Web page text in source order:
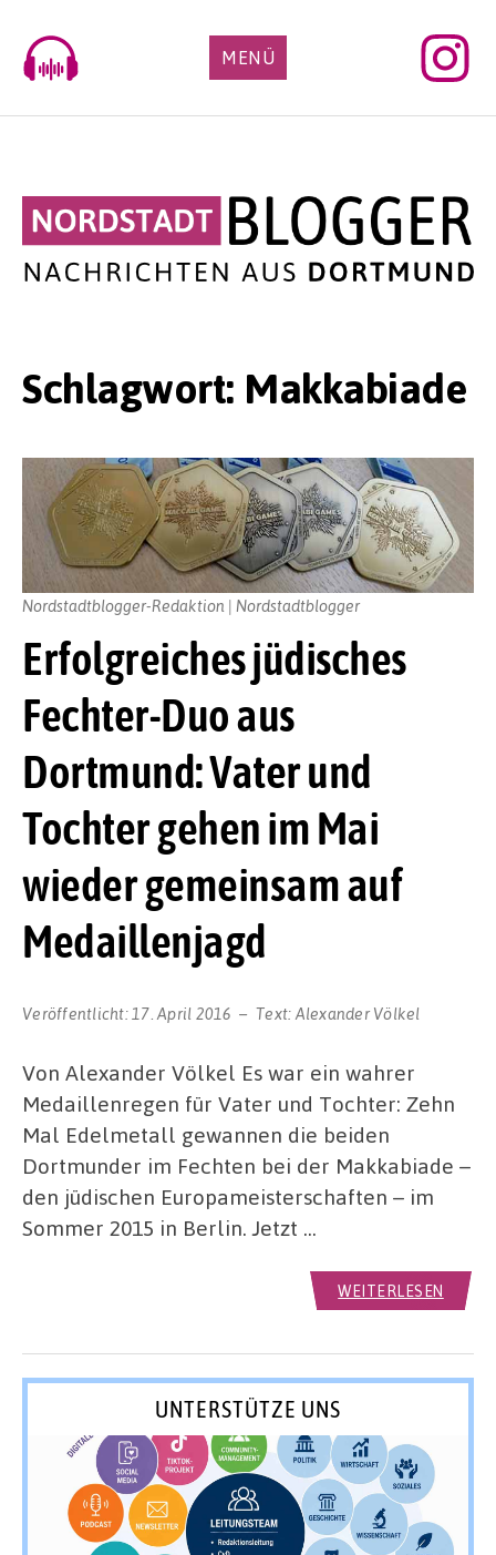
content
MENÜ
Schlagwort: Makkabiade
Erfolgreiches jüdisches
Fechter-Duo aus
Dortmund: Vater und
Tochter gehen im Mai
wieder gemeinsam auf
Medaillenjagd
Veröffentlicht: 17. April 2016 Text: Alexander Völkel
Nordstadtblogger-Redaktion | Nordstadtblogger
Von Alexander Völkel Es war ein wahrer
Medaillenregen für Vater und Tochter: Zehn
Mal Edelmetall gewannen die beiden
Dortmunder im Fechten bei der Makkabiade –
den jüdischen Europameisterschaften – im
Sommer 2015 in Berlin. Jetzt …
WEITERLESEN
UNTERSTÜTZE UNS